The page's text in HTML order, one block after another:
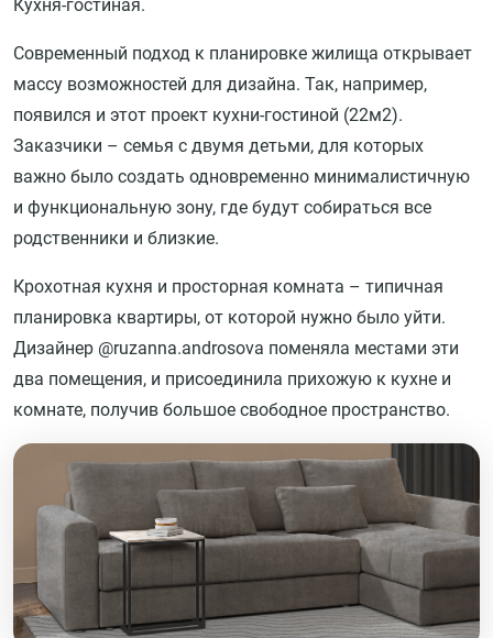
Кухня-гостиная.
Современный подход к планировке жилища открывает
массу возможностей для дизайна. Так, например,
появился и этот проект кухни-гостиной (22м2).
Заказчики – семья с двумя детьми, для которых
важно было создать одновременно минималистичную
и функциональную зону, где будут собираться все
родственники и близкие.
Крохотная кухня и просторная комната – типичная
планировка квартиры, от которой нужно было уйти.
Дизайнер @ruzanna.androsova поменяла местами эти
два помещения, и присоединила прихожую к кухне и
комнате, получив большое свободное пространство.